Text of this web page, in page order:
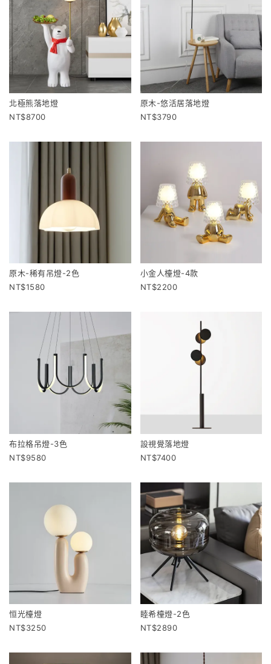
北極熊落地燈
8700
原木-悠活居落地燈
3790
原木-稀有吊燈-2色
1580
小金人檯燈-4款
2200
布拉格吊燈-3色
9580
設視覺落地燈
7400
恒光檯燈
3250
睦希檯燈-2色
2890